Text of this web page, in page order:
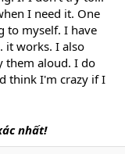
I need it. One
to myself. I have
it works. I also
them aloud. I do
think I'm crazy if I
nhất!